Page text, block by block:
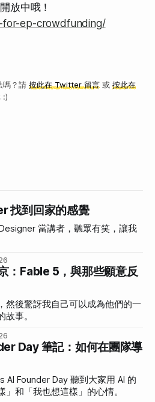
放中哦！
for-ep-crowdfunding/
嗎？請 按此在 Twitter 留言或 按此在
:)
找到回家的感覺
當講者，聽眾有笑，讓我
：Fable 5，與那些願意反
然後驚訝我自己可以成為他們的一
事。
Day 筆記：如何在團隊導
AI Founder Day 聽到大家用 AI 的
和「我也想這樣」的心情。